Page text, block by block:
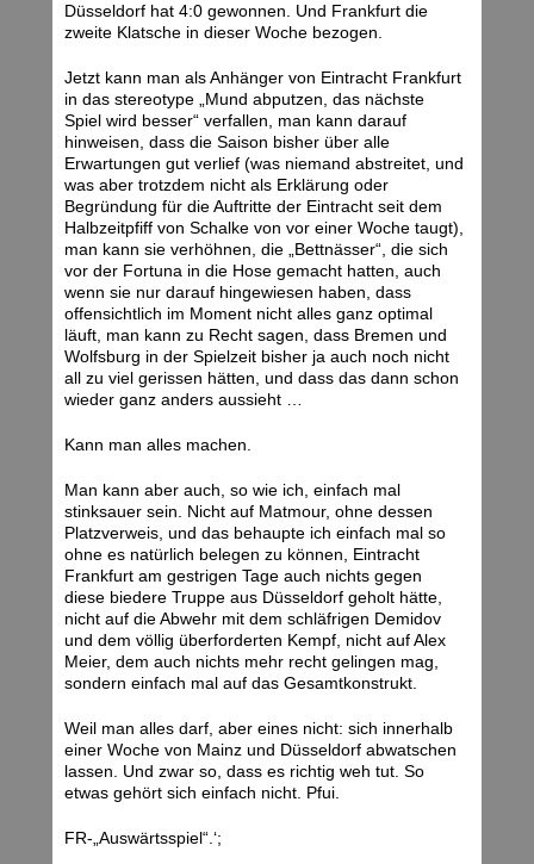
Düsseldorf hat 4:0 gewonnen. Und Frankfurt die
zweite Klatsche in dieser Woche bezogen.
Jetzt kann man als Anhänger von Eintracht Frankfurt
in das stereotype „Mund abputzen, das nächste
Spiel wird besser“ verfallen, man kann darauf
hinweisen, dass die Saison bisher über alle
Erwartungen gut verlief (was niemand abstreitet, und
was aber trotzdem nicht als Erklärung oder
Begründung für die Auftritte der Eintracht seit dem
Halbzeitpfiff von Schalke von vor einer Woche taugt),
man kann sie verhöhnen, die „Bettnässer“, die sich
vor der Fortuna in die Hose gemacht hatten, auch
wenn sie nur darauf hingewiesen haben, dass
offensichtlich im Moment nicht alles ganz optimal
läuft, man kann zu Recht sagen, dass Bremen und
Wolfsburg in der Spielzeit bisher ja auch noch nicht
all zu viel gerissen hätten, und dass das dann schon
wieder ganz anders aussieht …
Kann man alles machen.
Man kann aber auch, so wie ich, einfach mal
stinksauer sein. Nicht auf Matmour, ohne dessen
Platzverweis, und das behaupte ich einfach mal so
ohne es natürlich belegen zu können, Eintracht
Frankfurt am gestrigen Tage auch nichts gegen
diese biedere Truppe aus Düsseldorf geholt hätte,
nicht auf die Abwehr mit dem schläfrigen Demidov
und dem völlig überforderten Kempf, nicht auf Alex
Meier, dem auch nichts mehr recht gelingen mag,
sondern einfach mal auf das Gesamtkonstrukt.
Weil man alles darf, aber eines nicht: sich innerhalb
einer Woche von Mainz und Düsseldorf abwatschen
lassen. Und zwar so, dass es richtig weh tut. So
etwas gehört sich einfach nicht. Pfui.
FR-„Auswärtsspiel“.‘;